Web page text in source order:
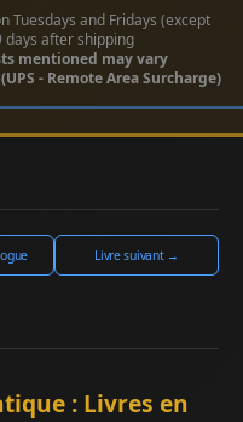
Tuesdays and Fridays (except
days after shipping
mentioned may vary
- Remote Area Surcharge)
Livre suivant →
: Livres en